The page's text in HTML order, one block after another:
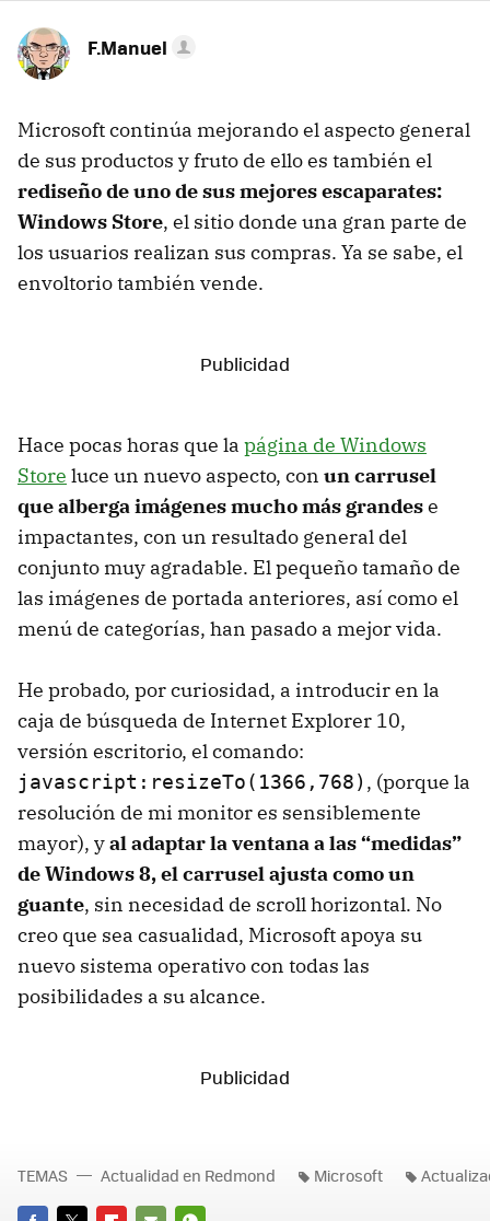
F.Manuel
Microsoft continúa mejorando el aspecto general
de sus productos y fruto de ello es también el
rediseño de uno de sus mejores escaparates:
Windows Store, el sitio donde una gran parte de
los usuarios realizan sus compras. Ya se sabe, el
envoltorio también vende.
Hace pocas horas que la página de Windows
Store luce un nuevo aspecto, con un carrusel
que alberga imágenes mucho más grandese
impactantes, con un resultado general del
conjunto muy agradable. El pequeño tamaño de
las imágenes de portada anteriores, así como el
menú de categorías, han pasado a mejor vida.
He probado, por curiosidad, a introducir en la
caja de búsqueda de Internet Explorer 10,
versión escritorio, el comando:
javascript:resizeTo(1366,768) , (porque la
resolución de mi monitor es sensiblemente
mayor), yal adaptar la ventana a las “medidas”
de Windows 8, el carrusel ajusta como un
guante, sin necesidad de scroll horizontal. No
creo que sea casualidad, Microsoft apoya su
nuevo sistema operativo con todas las
posibilidades a su alcance.
TEMAS Actualidad en Redmond Microsoft